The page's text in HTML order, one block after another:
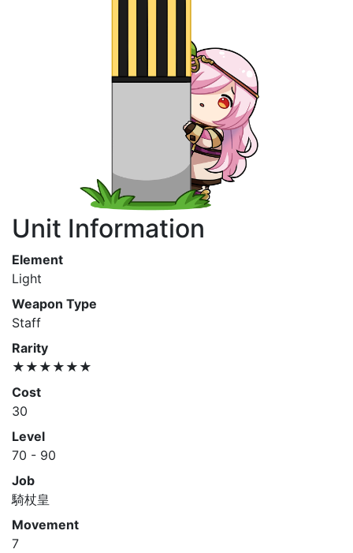
Unit Information
Element
Light
Weapon Type
Staff
Rarity
★★★★★★
Cost
30
Level
70 - 90
Job
騎杖皇
Movement
7